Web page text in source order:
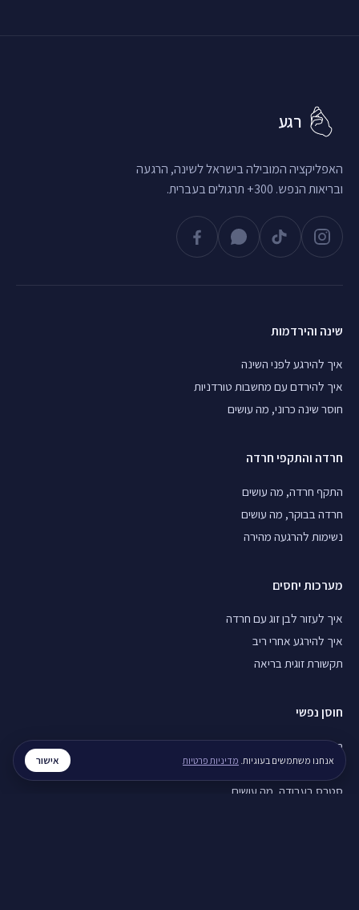
רגע
האפליקציה המובילה בישראל לשינה, הרגעה
ובריאות הנפש. 300+ תרגולים בעברית.
שינה והירדמות
איך להירגע לפני השינה
איך להירדם עם מחשבות טורדניות
חוסר שינה כרוני, מה עושים
חרדה והתקפי חרדה
התקף חרדה, מה עושים
חרדה בבוקר, מה עושים
נשימות להרגעה מהירה
מערכות יחסים
איך לעזור לבן זוג עם חרדה
איך להירגע אחרי ריב
תקשורת זוגית בריאה
חוסן נפשי
חוסן נפשי בזמן מלחמה
ויסות רגשי, איך מתרגלים
סטרס בעבודה, מה עושים
אנחנו משתמשים בעוגיות. מדיניות פרטיות אישור